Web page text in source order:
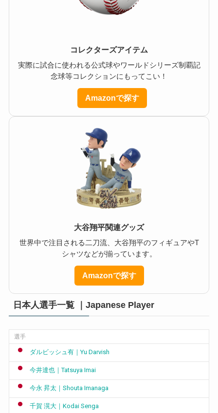
コレクターズアイテム
実際に試合に使われる公式球やワールドシリーズ制覇記
念球等コレクションにもってこい！
Amazonで探す
大谷翔平関連グッズ
世界中で注目される二刀流、大谷翔平のフィギュアやT
シャツなどが揃っています。
Amazonで探す
日本人選手一覧 ｜Japanese Player
選手
ダルビッシュ有｜Yu Darvish
今井達也｜Tatsuya Imai
今永 昇太｜Shouta Imanaga
千賀 滉大｜Kodai Senga